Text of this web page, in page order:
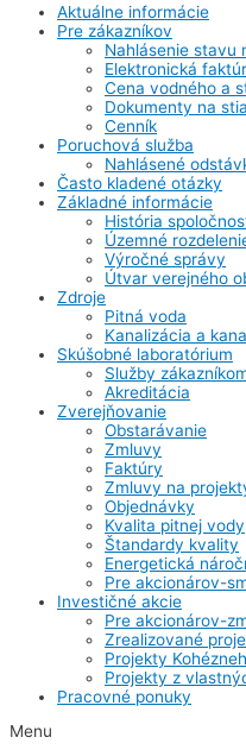
Aktuálne informácie
Pre zákazníkov
Nahlásenie stavu
Elektronická
Cena vodného a
Dokumenty na
Cenník
Poruchová služba
Nahlásené
Často kladené otázky
Základné informácie
História
Územné
Výročné správy
Útvar verejného
Zdroje
Pitná voda
Kanalizácia a
Skúšobné laboratórium
Služby
Akreditácia
Zverejňovanie
Obstarávanie
Zmluvy
Faktúry
Zmluvy na
Objednávky
Kvalita pitnej vody
Štandardy kvality
Energetická
Pre akcionárov-
Investičné akcie
Pre akcionárov-
Zrealizované
Projekty
Projekty z
Pracovné ponuky
Menu